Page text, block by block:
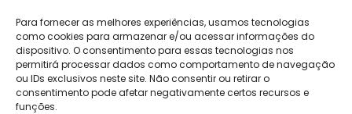
Para fornecer as melhores experiências, usamos tecnologias
como cookies para armazenar e/ou acessar informações do
dispositivo. O consentimento para essas tecnologias nos
permitirá processar dados como comportamento de navegação
ou IDs exclusivos neste site. Não consentir ou retirar o
consentimento pode afetar negativamente certos recursos e
funções.
FORMAS DE PAGAMENTO
SIGA-NOS